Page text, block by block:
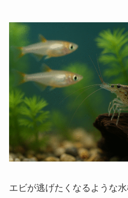
エビが逃げたくなるような